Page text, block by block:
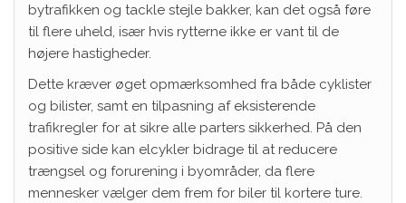
bytrafikken og tackle stejle bakker, kan det også føre
til flere uheld, især hvis rytterne ikke er vant til de
højere hastigheder.
Dette kræver øget opmærksomhed fra både cyklister
og bilister, samt en tilpasning af eksisterende
trafikregler for at sikre alle parters sikkerhed. På den
positive side kan elcykler bidrage til at reducere
trængsel og forurening i byområder, da flere
mennesker vælger dem frem for biler til kortere ture.